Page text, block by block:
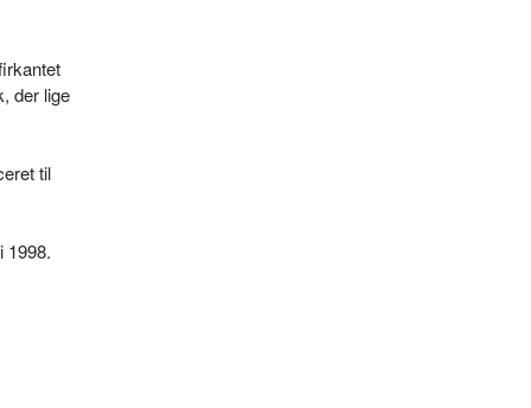
der lige
til
1998.